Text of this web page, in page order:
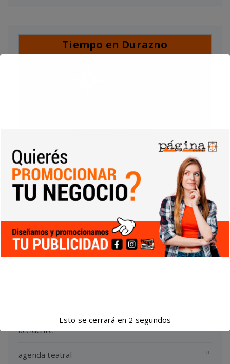
Tiempo en Durazno
accidente
agenda teatral
Esto se cerrará en 1 segundos